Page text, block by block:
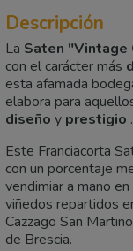
Descripción
La Saten "Vintage
con el carácter más
esta afamada
elabora para
diseño y prestigio .
Este Franciacorta
con un porcentaje
vendimiar a mano
viñedos repartidos
Cazzago San
de Brescia.